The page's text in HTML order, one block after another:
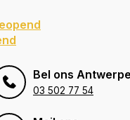
Bel ons
03 502 77 54